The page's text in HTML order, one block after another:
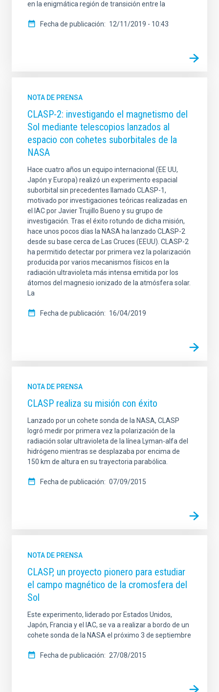
en la enigmática región de transición entre la
Fecha de publicación 12/11/2019 - 10:43
NOTA DE PRENSA
CLASP-2: investigando el magnetismo del
Sol mediante telescopios lanzados al
espacio con cohetes suborbitales de la
NASA
Hace cuatro años un equipo internacional (EE UU,
Japón y Europa) realizó un experimento espacial
suborbital sin precedentes llamado CLASP-1,
motivado por investigaciones teóricas realizadas en
el IAC por Javier Trujillo Bueno y su grupo de
investigación. Tras el éxito rotundo de dicha misión,
hace unos pocos días la NASA ha lanzado CLASP-2
desde su base cerca de Las Cruces (EEUU). CLASP-2
ha permitido detectar por primera vez la polarización
producida por varios mecanismos físicos en la
radiación ultravioleta más intensa emitida por los
átomos del magnesio ionizado de la atmósfera solar.
La
Fecha de publicación 16/04/2019
NOTA DE PRENSA
CLASP realiza su misión con éxito
Lanzado por un cohete sonda de la NASA, CLASP
logró medir por primera vez la polarización de la
radiación solar ultravioleta de la línea Lyman-alfa del
hidrógeno mientras se desplazaba por encima de
150 km de altura en su trayectoria parabólica.
Fecha de publicación 07/09/2015
NOTA DE PRENSA
CLASP, un proyecto pionero para estudiar
el campo magnético de la cromosfera del
Sol
Este experimento, liderado por Estados Unidos,
Japón, Francia y el IAC, se va a realizar a bordo de un
cohete sonda de la NASA el próximo 3 de septiembre
Fecha de publicación 27/08/2015